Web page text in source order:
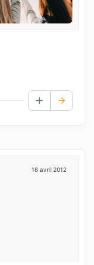
AJOUTER
18 avril 2012